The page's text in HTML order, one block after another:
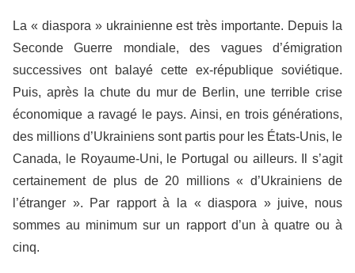
La « diaspora » ukrainienne est très importante. Depuis la
Seconde Guerre mondiale, des vagues d’émigration
successives ont balayé cette ex-république soviétique.
Puis, après la chute du mur de Berlin, une terrible crise
économique a ravagé le pays. Ainsi, en trois générations,
des millions d’Ukrainiens sont partis pour les États-Unis, le
Canada, le Royaume-Uni, le Portugal ou ailleurs. Il s’agit
certainement de plus de 20 millions « d’Ukrainiens de
l’étranger ». Par rapport à la « diaspora » juive, nous
sommes au minimum sur un rapport d’un à quatre ou à
cinq.